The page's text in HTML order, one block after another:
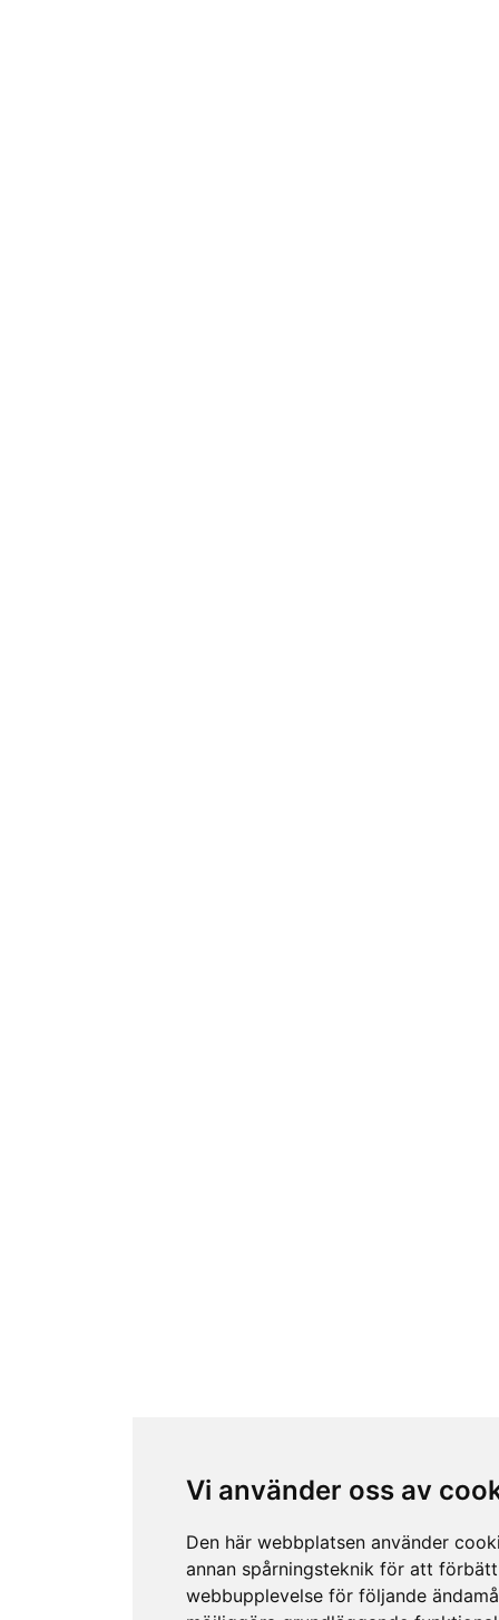
Vi använder oss av
Den här webbplatsen använder
annan spårningsteknik för att
webbupplevelse för följande